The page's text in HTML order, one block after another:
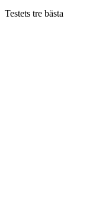
Testets tre bästa